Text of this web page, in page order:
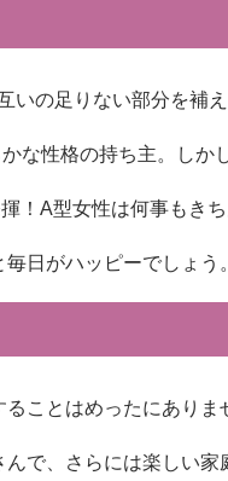
いの足りない部分を補
な性格の持ち主。しか
！A型女性は何事もき
日がハッピーでしょう。
ことはめったにありま
んで、さらには楽しい